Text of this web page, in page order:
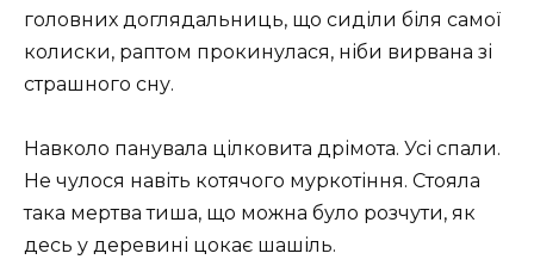
головних доглядальниць, що сиділи біля самої
колиски, раптом прокинулася, ніби вирвана зі
страшного сну.
Навколо панувала цілковита дрімота. Усі спали.
Не чулося навіть котячого муркотіння. Стояла
така мертва тиша, що можна було розчути, як
десь у деревині цокає шашіль.